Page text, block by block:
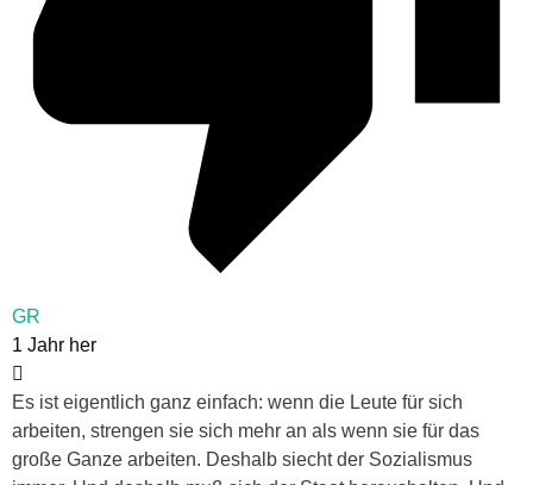
GR
1 Jahr her
Es ist eigentlich ganz einfach: wenn die Leute für sich
arbeiten, strengen sie sich mehr an als wenn sie für das
große Ganze arbeiten. Deshalb siecht der Sozialismus